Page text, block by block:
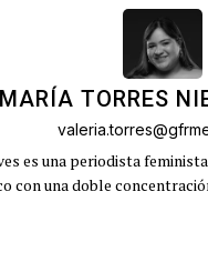
TORRES
es una periodista
con una doble